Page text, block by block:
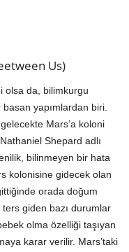
Us)
olsa da, bilimkurgu
yapımlardan biri.
Mars’a koloni
Shepard adlı
bilinmeyen bir hata
kolonisine gidecek olan
orada doğum
ters giden bazı durumlar
olma özelliği taşıyan
karar verilir. Mars’taki